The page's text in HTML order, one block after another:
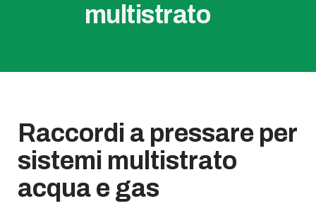
multistrato
Raccordi a pressare per
sistemi multistrato
acqua e gas